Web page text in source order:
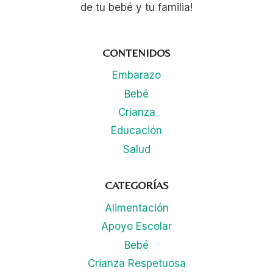
de tu bebé y tu familia!
CONTENIDOS
Embarazo
Bebé
Crianza
Educación
Salud
CATEGORÍAS
Alimentación
Apoyo Escolar
Bebé
Crianza Respetuosa